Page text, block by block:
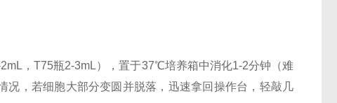
，T75瓶2-3mL），置于37℃培养箱中消化1-2分钟（难
，若细胞大部分变圆并脱落，迅速拿回操作台，轻敲几